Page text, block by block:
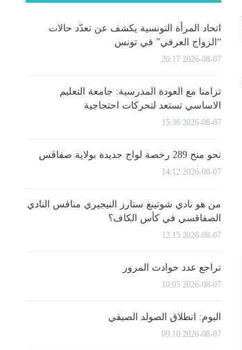
اتحاد المرأة التونسية يكشف عن تعدّد حالات
“الزواج العرفي” في تونس
2026-08-07 20:17
تزامنا مع العودة المدرسية: جامعة التعليم
الاساسي تستعد لتحركات احتجاجية
2026-08-07 15:36
نحو منح 289 رخصة لواج جديدة بولاية صفاقس
2026-08-07 14:12
من هو نادي شوتينغ ستارز النيجيري منافس النادي
الصفاقسي في كأس الكاف؟
2026-08-07 12:15
تراجع عدد حوادث المرور
2026-08-07 10:05
اليوم: انطلاق الصولد الصيفي
2026-08-07 09:10